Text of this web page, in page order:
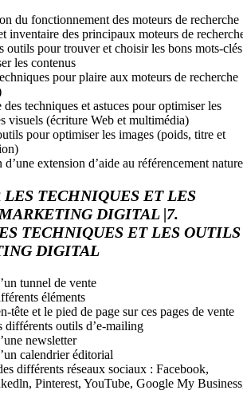
du fonctionnement des moteurs de recherche
inventaire des principaux moteurs de
outils pour trouver et choisir les bons mots-clés
les contenus
pour plaire aux moteurs de recherche
des techniques et astuces pour optimiser les
visuels (écriture Web et multimédia)
pour optimiser les images (poids, titre et
extension d’aide au référencement
TECHNIQUES ET LES
DIGITAL |7.
TECHNIQUES ET LES OUTILS
DIGITAL
tunnel de vente
éléments
tête et le pied de page sur ces pages de vente
différents outils d’e-mailing
newsletter
calendrier éditorial
différents réseaux sociaux : Facebook,
Pinterest, YouTube, Google My